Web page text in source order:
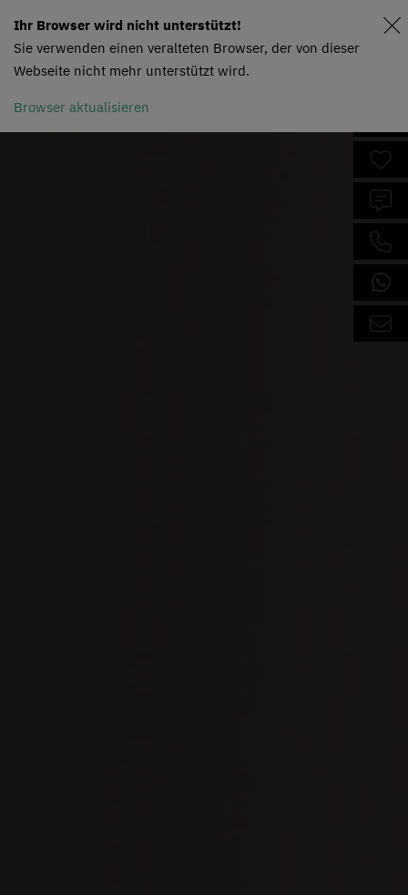
Ihr Browser wird nicht unterstützt!
Sie verwenden einen veralteten Browser, der von dieser
Webseite nicht mehr unterstützt wird.
Browser aktualisieren